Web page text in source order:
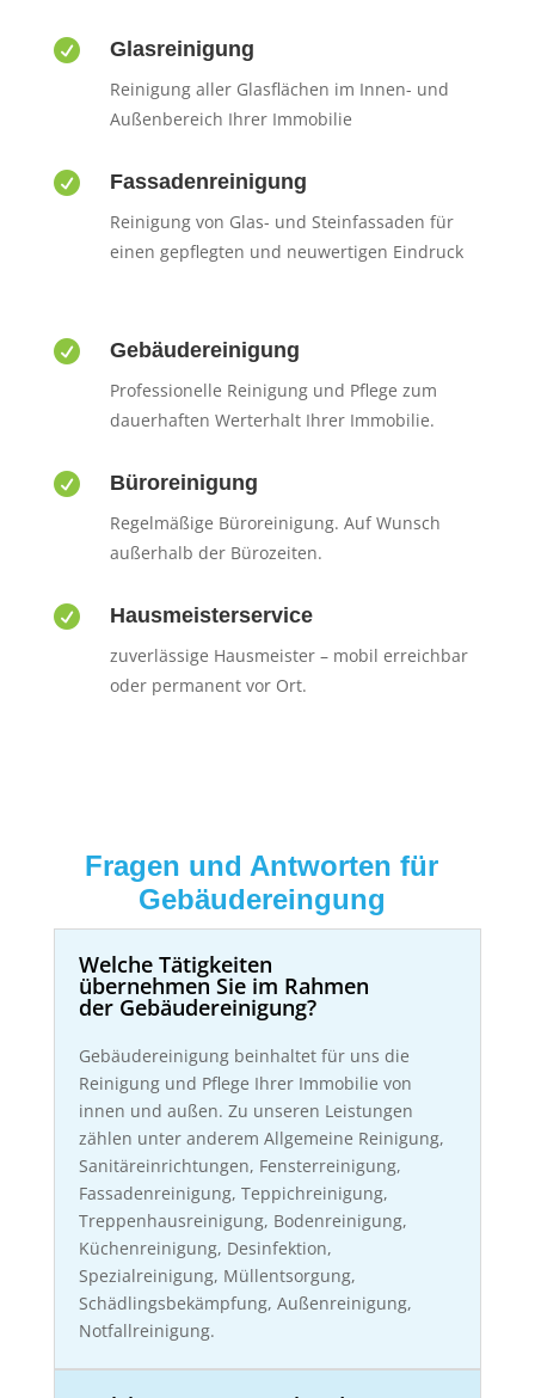
 Glasreinigung
Reinigung aller Glasflächen im Innen- und
Außenbereich Ihrer Immobilie
 Fassadenreinigung
Reinigung von Glas- und Steinfassaden für
einen gepflegten und neuwertigen Eindruck
 Gebäudereinigung
Professionelle Reinigung und Pflege zum
dauerhaften Werterhalt Ihrer Immobilie.
 Büroreinigung
Regelmäßige Büroreinigung. Auf Wunsch
außerhalb der Bürozeiten.
 Hausmeisterservice
zuverlässige Hausmeister – mobil erreichbar
oder permanent vor Ort.
Fragen und Antworten für
Gebäudereingung
Welche Tätigkeiten
übernehmen Sie im Rahmen
der Gebäudereinigung?
Gebäudereinigung beinhaltet für uns die
Reinigung und Pflege Ihrer Immobilie von
innen und außen. Zu unseren Leistungen
zählen unter anderem Allgemeine Reinigung,
Sanitäreinrichtungen, Fensterreinigung,
Fassadenreinigung, Teppichreinigung,
Treppenhausreinigung, Bodenreinigung,
Küchenreinigung, Desinfektion,
Spezialreinigung, Müllentsorgung,
Schädlingsbekämpfung, Außenreinigung,
Notfallreinigung.